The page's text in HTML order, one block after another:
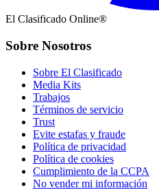
El Clasificado Online®
Sobre Nosotros
Sobre El Clasificado
Media Kits
Trabajos
Términos de servicio
Trust
Evite estafas y fraude
Política de privacidad
Política de cookies
Cumplimiento de la CCPA
No vender mi información